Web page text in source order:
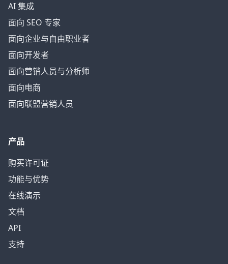
AI 集成
面向 SEO 专家
面向企业与自由职业者
面向开发者
面向营销人员与分析师
面向电商
面向联盟营销人员
产品
购买许可证
功能与优势
在线演示
文档
API
支持